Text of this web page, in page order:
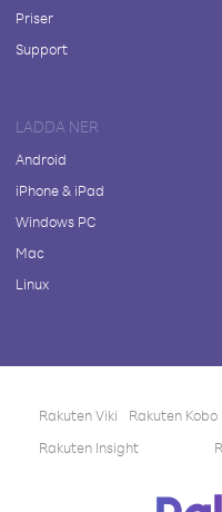
Priser
Support
LADDA NER
Android
iPhone & iPad
Windows PC
Mac
Linux
Rakuten Viki Rakuten Kobo
Rakuten Insight